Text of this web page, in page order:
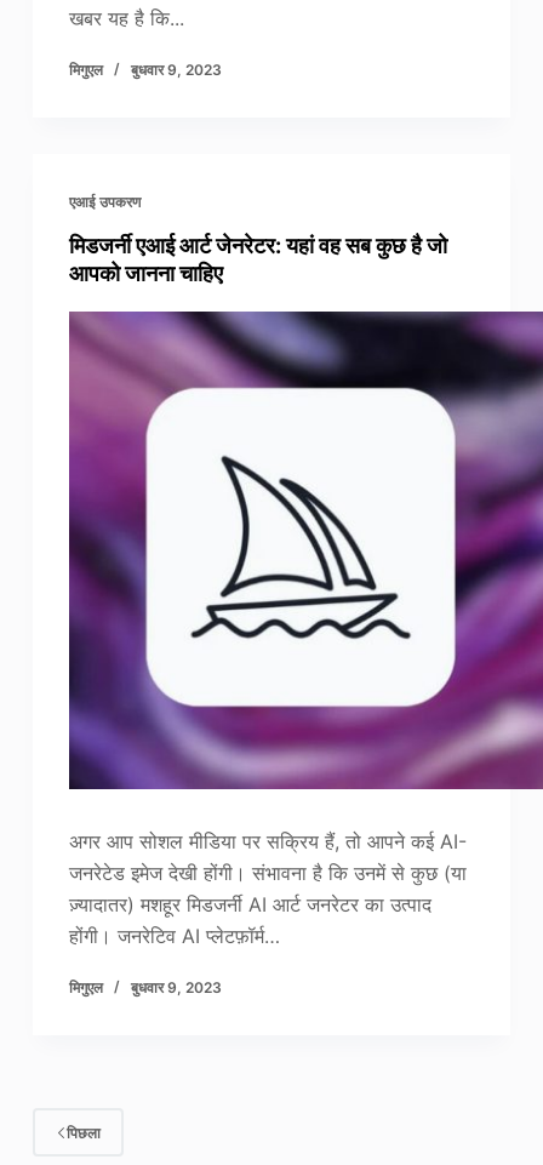
खबर यह है कि...
मिगुएल बुधवार 9, 2023
एआई उपकरण
मिडजर्नी एआई आर्ट जेनरेटर: यहां वह सब कुछ है जो
आपको जानना चाहिए
अगर आप सोशल मीडिया पर सक्रिय हैं, तो आपने कई AI-
जनरेटेड इमेज देखी होंगी। संभावना है कि उनमें से कुछ (या
ज़्यादातर) मशहूर मिडजर्नी AI आर्ट जनरेटर का उत्पाद
होंगी। जनरेटिव AI प्लेटफ़ॉर्म…
मिगुएल बुधवार 9, 2023
पिछला